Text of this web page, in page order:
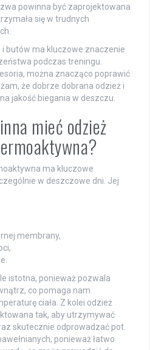
powinna być zaprojektowana
się w trudnych
butów ma kluczowe znaczenie
podczas treningu.
można znacząco poprawić
że dobrze dobrana odzież i
jakość biegania w deszczu.
mieć odzież
ma kluczowe
w deszczowe dni. Jej
membrany,
istotna, ponieważ pozwala
co pomaga nam
ciała. Z kolei odzież
tak, aby utrzymywać
skutecznie odprowadzać pot.
ponieważ łatwo